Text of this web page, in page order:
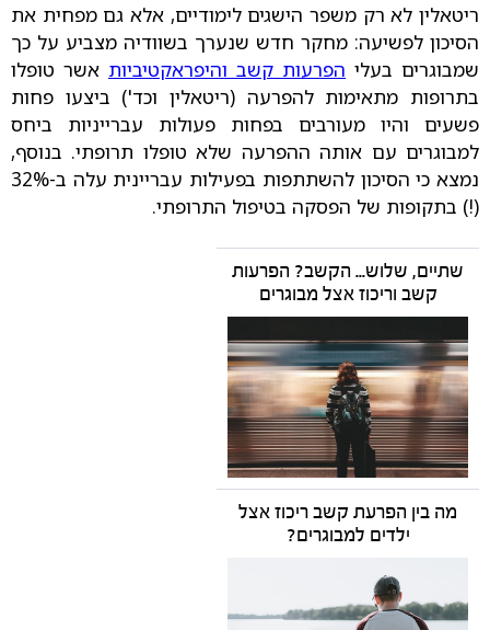
ריטאלין לא רק משפר הישגים לימודיים, אלא גם מפחית את
הסיכון לפשיעה: מחקר חדש שנערך בשוודיה מצביע על כך
שמבוגרים בעלי הפרעות קשב והיפראקטיביות אשר טופלו
בתרופות מתאימות להפרעה (ריטאלין וכד') ביצעו פחות
פשעים והיו מעורבים בפחות פעולות עברייניות ביחס
למבוגרים עם אותה ההפרעה שלא טופלו תרופתי. בנוסף,
נמצא כי הסיכון להשתתפות בפעילות עבריינית עלה ב-32%
(!) בתקופות של הפסקה בטיפול התרופתי.
שתיים, שלוש... הקשב? הפרעות
קשב וריכוז אצל מבוגרים
מה בין הפרעת קשב ריכוז אצל
ילדים למבוגרים?